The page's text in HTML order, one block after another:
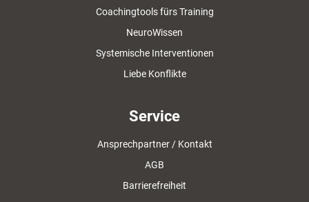
Coachingtools fürs Training
NeuroWissen
Systemische Interventionen
Liebe Konflikte
Service
Ansprechpartner / Kontakt
AGB
Barrierefreiheit